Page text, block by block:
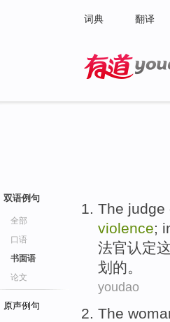
词典 翻译
双语例句
全部
口语
书面语
论文
原声例句
The judge
violence;
法官认定
划的。
youdao
The